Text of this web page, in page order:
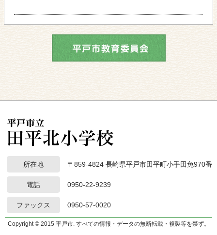
所在地 〒859-4824 長崎県平戸市田平町小手田免970番
電話 0950-22-9239
ファックス 0950-57-0020
Copyright © 2015 平戸市. すべての情報・データの無断転載・複製等を禁ず。